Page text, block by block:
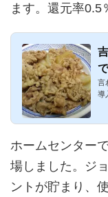
ます。還元率0.5
言
導
ホームセンター
場しました。ジ
ントが貯まり、